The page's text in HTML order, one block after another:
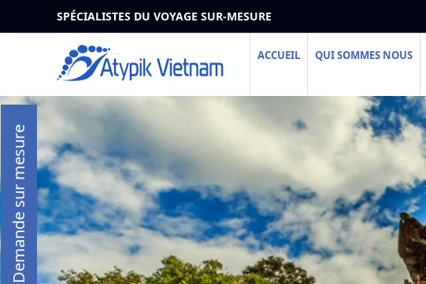
SPÉCIALISTES DU VOYAGE SUR-MESURE
ACCUEIL QUI SOMMES NOUS
Demande sur mesure